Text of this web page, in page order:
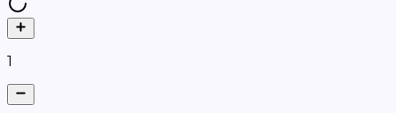
1